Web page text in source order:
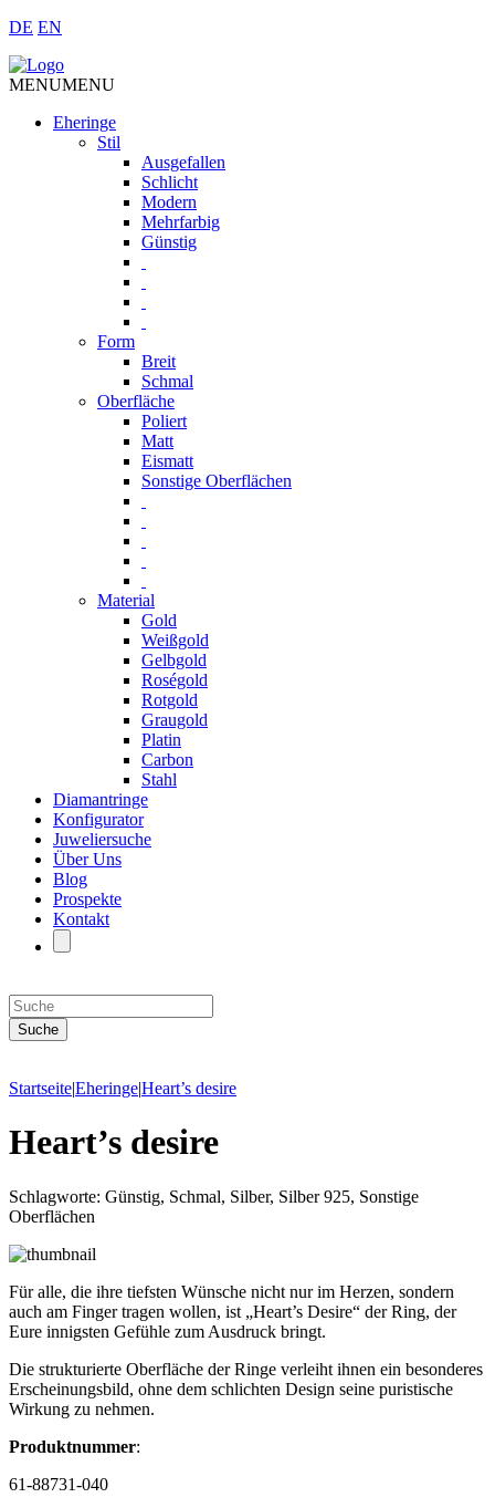
DE EN
MENUMENU
Eheringe
Stil
Ausgefallen
Schlicht
Modern
Mehrfarbig
Günstig
Form
Breit
Schmal
Oberfläche
Poliert
Matt
Eismatt
Sonstige Oberflächen
Material
Gold
Weißgold
Gelbgold
Roségold
Rotgold
Graugold
Platin
Carbon
Stahl
Diamantringe
Konfigurator
Juweliersuche
Über Uns
Blog
Prospekte
Kontakt
Startseite|Eheringe|Heart’s desire
Heart’s desire
Schlagworte: Günstig, Schmal, Silber, Silber 925, Sonstige
Oberflächen
Für alle, die ihre tiefsten Wünsche nicht nur im Herzen, sondern
auch am Finger tragen wollen, ist „Heart’s Desire“ der Ring, der
Eure innigsten Gefühle zum Ausdruck bringt.
Die strukturierte Oberfläche der Ringe verleiht ihnen ein besonderes
Erscheinungsbild, ohne dem schlichten Design seine puristische
Wirkung zu nehmen.
Produktnummer:
61-88731-040